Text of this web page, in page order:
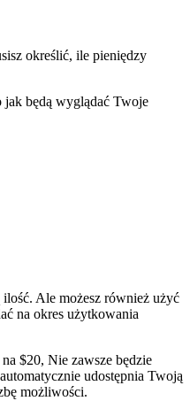
określić, ile pieniędzy
jak będą wyglądać Twoje
Ale możesz również użyć
na okres użytkowania
$20, Nie zawsze będzie
udostępnia Twoją
możliwości.